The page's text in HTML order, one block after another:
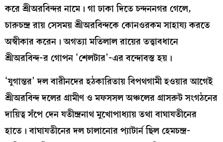
করে শ্রীঅরবিন্দর নামে। গা ঢাকা দিতে চন্দননগর গেলে,
চারুচন্দ্র রায় সেসময় শ্রীঅরবিন্দকে কোনওরকম সাহায্য করতে
অস্বীকার করেন। অগত্যা মতিলাল রায়ের তত্ত্বাবধানে
শ্রীঅরবিন্দ-র গোপন ‘শেলটার’-এর বন্দোবস্ত হয়।
‘যুগান্তর’ দল বারীনদের হঠকারিতায় বিপথগামী হওয়ার আগেই
শ্রীঅরবিন্দ দলের গ্রামীণ ও মফসসল অঞ্চলের গ্রাসরুট সংগঠনের
দায়িত্ব সঁপে দেন যতীন্দ্রনাথ মুখোপাধ্যায় তথা বাঘাযতীনের
হাতে। বাঘাযতীনের দল চালানোর প‍্যাটার্ন ছিল হেমচন্দ্র-